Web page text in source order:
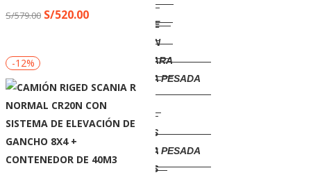
EQUIPO DE
PROTECCION
LLAVES PARA
MAQUINARIA PESADA
LLAVEROS
MAQUINARIA PESADA
LLAVEROS
S/579.00 S/520.00
-12%